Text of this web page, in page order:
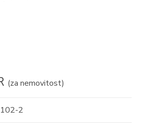
(za nemovitost)
2